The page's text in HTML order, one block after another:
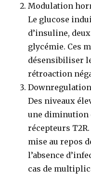
Modulation
Le glucose
d’insuline,
glycémie. Ces
désensibiliser
rétroaction
Des niveaux
une diminution
récepteurs T2R.
mise au repos
l’absence
cas de